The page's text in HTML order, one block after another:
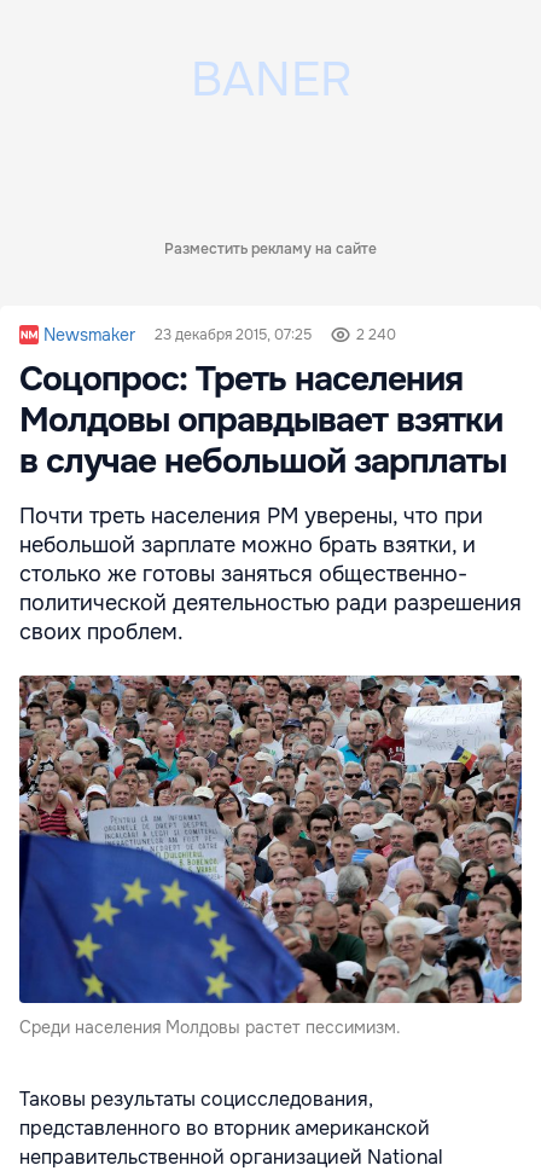
Разместить рекламу на сайте
Newsmaker 23 декабря 2015, 07:25 2 240
Соцопрос: Треть населения
Молдовы оправдывает взятки
в случае небольшой зарплаты
Почти треть населения РМ уверены, что при
небольшой зарплате можно брать взятки, и
столько же готовы заняться общественно-
политической деятельностью ради разрешения
своих проблем.
Среди населения Молдовы растет пессимизм.
Таковы результаты социсследования,
представленного во вторник американской
неправительственной организацией National